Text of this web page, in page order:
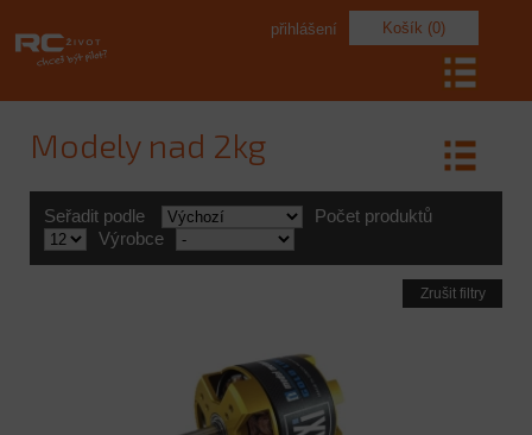
Košík (0)
přihlášení
Modely nad 2kg
Seřadit podle
Počet produktů
Výrobce
Zrušit filtry